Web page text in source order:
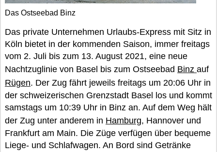
Das Ostseebad Binz
Das private Unternehmen Urlaubs-Express mit Sitz in
Köln bietet in der kommenden Saison, immer freitags
vom 2. Juli bis zum 13. August 2021, eine neue
Nachtzuglinie von Basel bis zum Ostseebad Binz auf
Rügen. Der Zug fährt jeweils freitags um 20:06 Uhr in
der schweizerischen Grenzstadt Basel los und kommt
samstags um 10:39 Uhr in Binz an. Auf dem Weg hält
der Zug unter anderem in Hamburg, Hannover und
Frankfurt am Main. Die Züge verfügen über bequeme
Liege- und Schlafwagen. An Bord sind Getränke